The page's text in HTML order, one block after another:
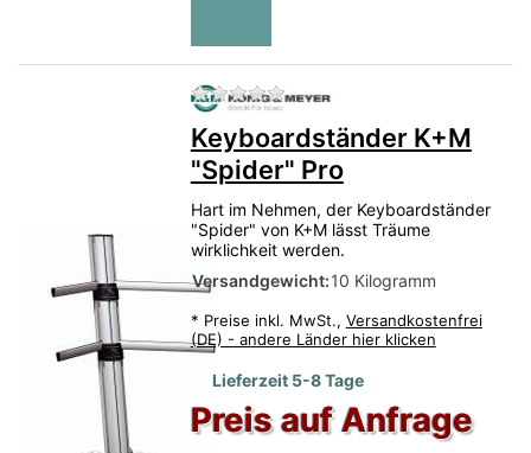
Zu diesem Produkt liegen
Keyboardständer K+M
"Spider" Pro
Hart im Nehmen, der Keyboardständer
"Spider" von K+M lässt Träume
wirklichkeit werden.
Versandgewicht:10 Kilogramm
* Preise inkl. MwSt., Versandkostenfrei
(DE) - andere Länder hier klicken
Lieferzeit 5-8 Tage
Preis auf Anfrage